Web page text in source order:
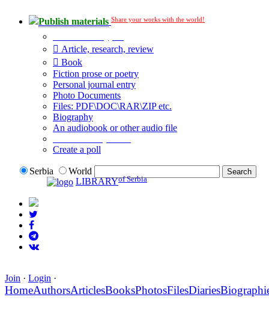
Publish materials Share your works with the world!
Article, research, review
Book
Fiction prose or poetry
Personal journal entry
Photo Documents
Files: PDF\DOC\RAR\ZIP etc.
Biography
An audiobook or other audio file
Create a poll
Serbia
World
LIBRARYof Serbia
Join · Login ·
HomeAuthorsArticlesBooksPhotosFilesDiaries